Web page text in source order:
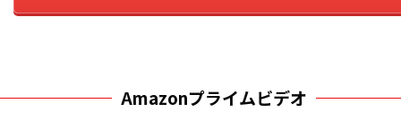
Amazonプライムビデオ